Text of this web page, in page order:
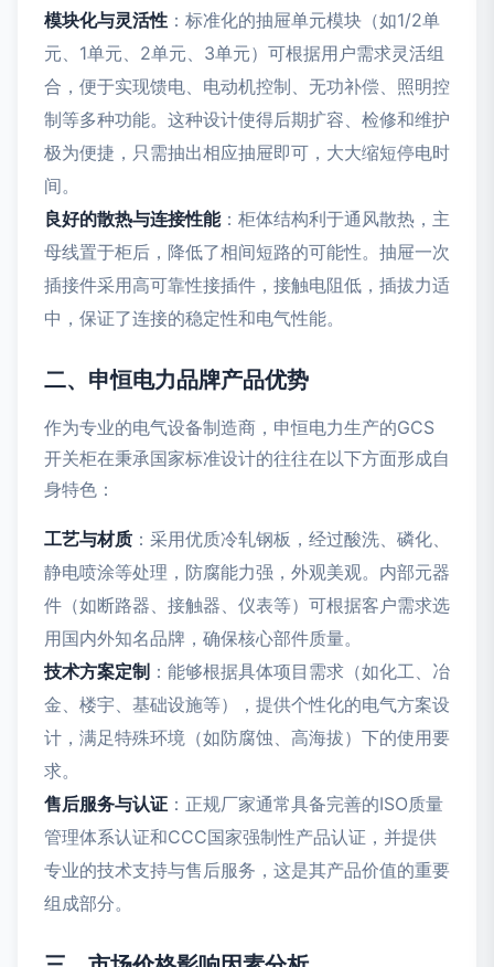
模块化与灵活性 ：标准化的抽屉单元模块（如1/2单
元、1单元、2单元、3单元）可根据用户需求灵活组
合，便于实现馈电、电动机控制、无功补偿、照明控
制等多种功能。这种设计使得后期扩容、检修和维护
极为便捷，只需抽出相应抽屉即可，大大缩短停电时
间。
良好的散热与连接性能：柜体结构利于通风散热，主
母线置于柜后，降低了相间短路的可能性。抽屉一次
插接件采用高可靠性接插件，接触电阻低，插拔力适
中，保证了连接的稳定性和电气性能。
二、申恒电力品牌产品优势
作为专业的电气设备制造商，申恒电力生产的GCS
开关柜在秉承国家标准设计的往往在以下方面形成自
身特色：
工艺与材质 ：采用优质冷轧钢板，经过酸洗、磷化、
静电喷涂等处理，防腐能力强，外观美观。内部元器
件（如断路器、接触器、仪表等）可根据客户需求选
用国内外知名品牌，确保核心部件质量。
技术方案定制 ：能够根据具体项目需求（如化工、冶
金、楼宇、基础设施等），提供个性化的电气方案设
计，满足特殊环境（如防腐蚀、高海拔）下的使用要
求。
售后服务与认证 ：正规厂家通常具备完善的ISO质量
管理体系认证和CCC国家强制性产品认证，并提供
专业的技术支持与售后服务，这是其产品价值的重要
组成部分。